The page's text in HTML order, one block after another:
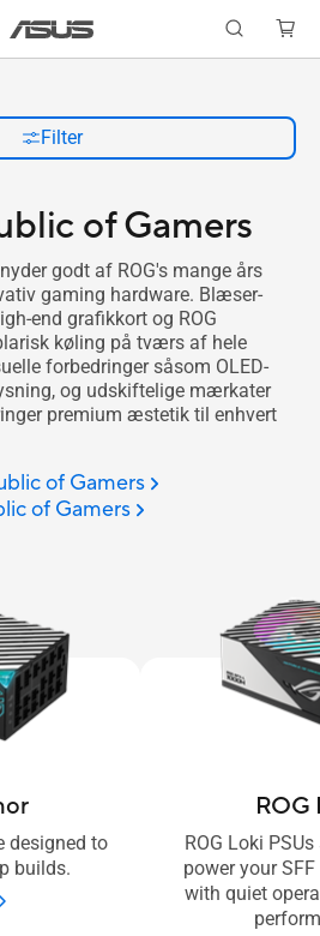
Filter
of Gamers
godt af ROG's mange års
gaming hardware. Blæser-
end grafikkort og ROG
køling på tværs af hele
forbedringer såsom OLED-
og udskiftelige mærkater
premium æstetik til enhvert
of Gamers
of Gamers
designed to
builds.
ROG
ROG Loki
power your
with quiet